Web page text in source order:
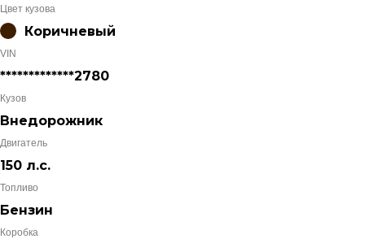
Цвет кузова
Коричневый
VIN
*************2780
Кузов
Внедорожник
Двигатель
150 л.с.
Топливо
Бензин
Коробка